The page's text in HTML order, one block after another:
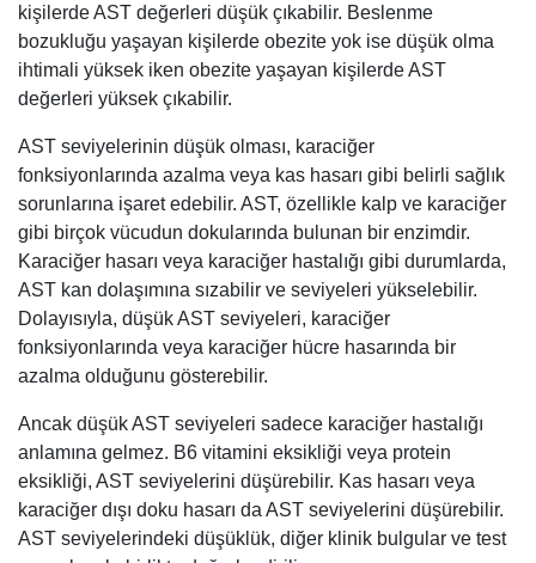
kişilerde AST değerleri düşük çıkabilir. Beslenme
bozukluğu yaşayan kişilerde obezite yok ise düşük olma
ihtimali yüksek iken obezite yaşayan kişilerde AST
değerleri yüksek çıkabilir.
AST seviyelerinin düşük olması, karaciğer
fonksiyonlarında azalma veya kas hasarı gibi belirli sağlık
sorunlarına işaret edebilir. AST, özellikle kalp ve karaciğer
gibi birçok vücudun dokularında bulunan bir enzimdir.
Karaciğer hasarı veya karaciğer hastalığı gibi durumlarda,
AST kan dolaşımına sızabilir ve seviyeleri yükselebilir.
Dolayısıyla, düşük AST seviyeleri, karaciğer
fonksiyonlarında veya karaciğer hücre hasarında bir
azalma olduğunu gösterebilir.
Ancak düşük AST seviyeleri sadece karaciğer hastalığı
anlamına gelmez. B6 vitamini eksikliği veya protein
eksikliği, AST seviyelerini düşürebilir. Kas hasarı veya
karaciğer dışı doku hasarı da AST seviyelerini düşürebilir.
AST seviyelerindeki düşüklük, diğer klinik bulgular ve test